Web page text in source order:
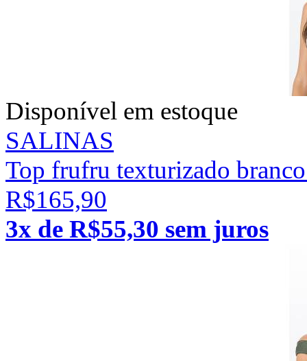
Disponível em estoque
SALINAS
Top frufru texturizado
R$165,90
3x de R$55,30 sem juros